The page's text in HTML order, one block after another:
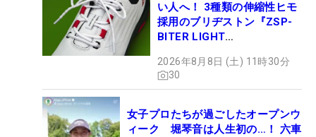
い人へ！ 3種類の伸縮性ヒモ
採用のブリヂストン『ZSP-
BITER LIGHT
ュー
2026年8月8日 (土) 11時30分
30
女子プロたちが過ごしたオープンウ
ィーク 堀琴音は人生初の…！ 六車